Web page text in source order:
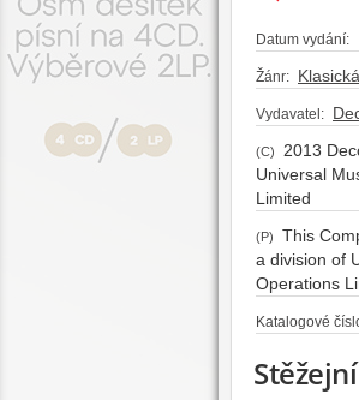
Datum vydání:
Žánr:
Vydavatel:
(C)
2013
Universal
Limited
(P)
This
a division of
Operations
Katalogové